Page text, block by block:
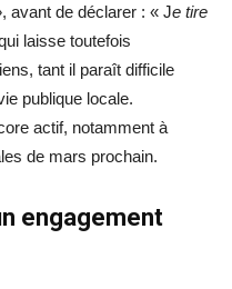
avant de déclarer : « Je tire
laisse toutefois
tant il paraît difficile
publique locale.
actif, notamment à
de mars prochain.
engagement